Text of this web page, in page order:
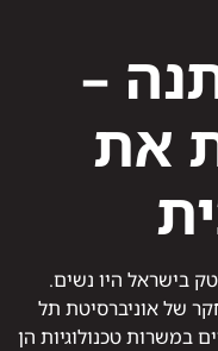
–
את
של אוניברסיטת תל
מכלל העובדים במשרות טכנולוגיות הן